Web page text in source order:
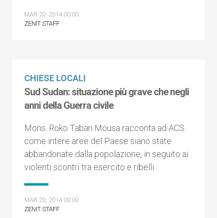
MAR 20, 2014 00:00
ZENIT STAFF
CHIESE LOCALI
Sud Sudan: situazione più grave che negli
anni della Guerra civile
Mons. Roko Taban Mousa racconta ad ACS
come intere aree del Paese siano state
abbandonate dalla popolazione , in seguito ai
violenti scontri tra esercito e ribelli
MAR 20, 2014 00:00
ZENIT STAFF